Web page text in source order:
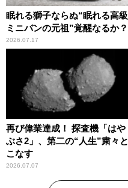
眠れる獅子ならぬ“眠れる高級
ミニバンの元祖”覚醒なるか？
2026.07.17
再び偉業達成！ 探査機「はや
ぶさ2」、第二の“人生”粛々と
こなす
2026.07.07